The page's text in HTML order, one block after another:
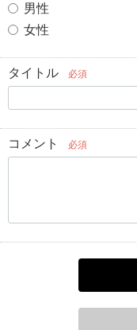
男性
女性
タイトル 必須
コメント 必須